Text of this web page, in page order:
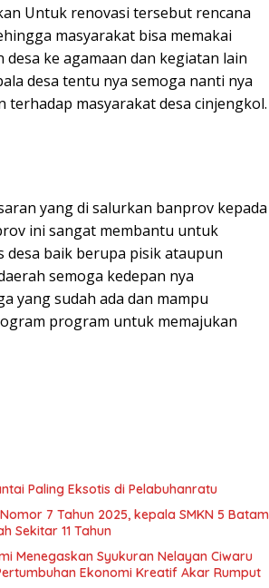
Untuk renovasi tersebut rencana
masyarakat bisa memakai
ke agamaan dan kegiatan lain
desa tentu nya semoga nanti nya
terhadap masyarakat desa cinjengkol.
yang di salurkan banprov kepada
ini sangat membantu untuk
baik berupa pisik ataupun
semoga kedepan nya
yang sudah ada dan mampu
program untuk memajukan
Paling Eksotis di Pelabuhanratu
7 Tahun 2025, kepala SMKN 5 Batam
Sekitar 11 Tahun
Menegaskan Syukuran Nelayan Ciwaru
Ekonomi Kreatif Akar Rumput